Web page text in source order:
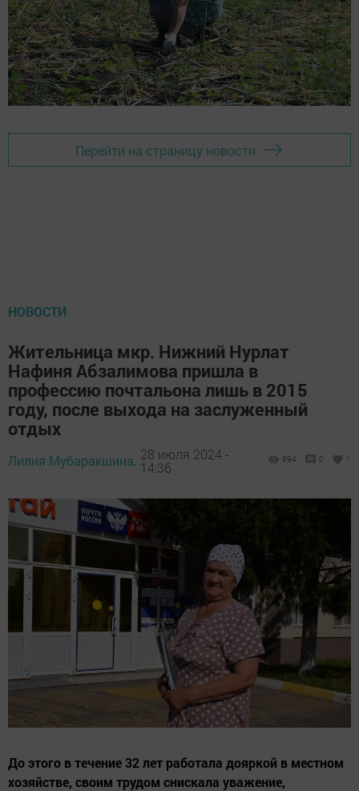
Перейти на страницу новости
НОВОСТИ
Жительница мкр. Нижний Нурлат
Нафиня Абзалимова пришла в
профессию почтальона лишь в 2015
году, после выхода на заслуженный
отдых
Лилия Мубаракшина, 28 июля 2024 -
14:36
894 0 1
До этого в течение 32 лет работала дояркой в местном
хозяйстве, своим трудом снискала уважение,